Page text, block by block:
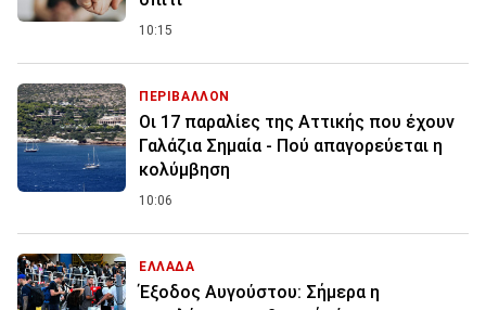
10:15
ΠΕΡΙΒΑΛΛΟΝ
Οι 17 παραλίες της Αττικής που έχουν
Γαλάζια Σημαία - Πού απαγορεύεται η
κολύμβηση
10:06
ΕΛΛΑΔΑ
Έξοδος Αυγούστου: Σήμερα η